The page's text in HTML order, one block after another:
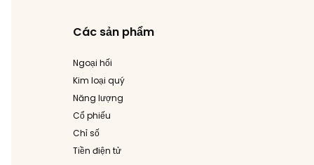
Các sản phẩm
Ngoại hối
Kim loại quý
Năng lượng
Cổ phiếu
Chỉ số
Tiền điện tử